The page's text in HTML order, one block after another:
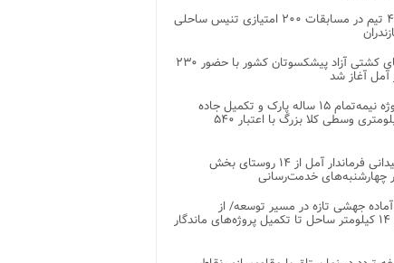
رقابت ۴۹ تیم در مسابقات ۲۰۰ امتیازی تنیس ساحلی
رقابت‌های کشتی آزاد پیشکسوتان کشور با حضور ۲۳۰
آمل آغاز شد
پایان پروژه نیمه‌تمام ۱۵ ساله پارک و تکمیل جاده
اصلی ۲ کیلومتری وسطی کلا بزرگ با اعتبار ۵۴۰
بازدید میدانی فرماندار آمل از ۱۴ روستای بخش
خدمت‌رسانی
جهشی تازه در مسیر توسعه/ از
ساماندهی ۱۴ کیلومتر ساحل تا تکمیل پروژه‌های ماندگار